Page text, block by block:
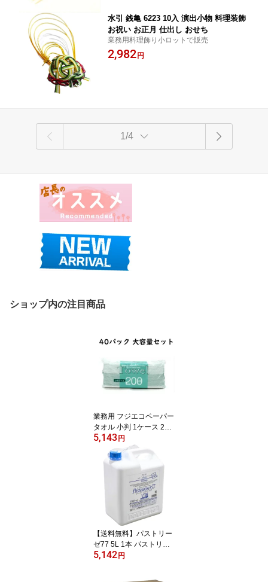
水引 銭亀 6223 10入 演出小物 料理装飾
お祝い お正月 仕出し おせち
業務用料理飾り小ロットで販売
2,982 円
1/4
ショップ内の注目商品
業務用 フジエコペーパー
タオル 小判 1ケース 200
枚×40袋 8000枚 ペーパ
ータオル
5,143 円
【送料無料】パストリー
ゼ77 5L 1本 パストリー
ゼ 詰め替え アルコール
5,142 円